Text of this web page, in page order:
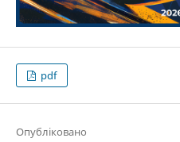
pdf
Опубліковано